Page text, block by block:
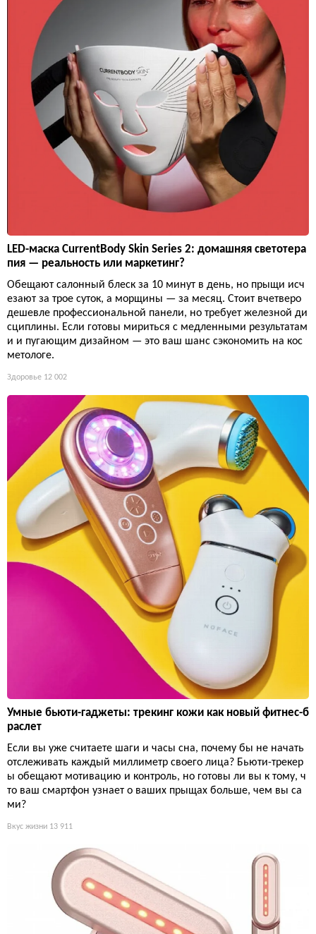
LED-маска CurrentBody Skin Series 2: домашняя светотера
пия — реальность или маркетинг?
Обещают салонный блеск за 10 минут в день, но прыщи исч
езают за трое суток, а морщины — за месяц. Стоит вчетверо
дешевле профессиональной панели, но требует железной ди
сциплины. Если готовы мириться с медленными результатам
и и пугающим дизайном — это ваш шанс сэкономить на кос
метологе.
Здоровье 12 002
Умные бьюти-гаджеты: трекинг кожи как новый фитнес-б
раслет
Если вы уже считаете шаги и часы сна, почему бы не начать
отслеживать каждый миллиметр своего лица? Бьюти-трекер
ы обещают мотивацию и контроль, но готовы ли вы к тому, ч
то ваш смартфон узнает о ваших прыщах больше, чем вы са
ми?
Вкус жизни 13 911